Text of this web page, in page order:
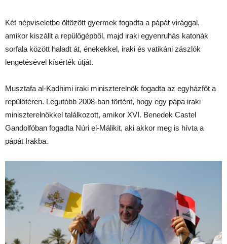
Két népviseletbe öltözött gyermek fogadta a pápát virággal,
amikor kiszállt a repülőgépből, majd iraki egyenruhás katonák
sorfala között haladt át, énekekkel, iraki és vatikáni zászlók
lengetésével kísérték útját.
Musztafa al-Kadhimi iraki miniszterelnök fogadta az egyházfőt a
repülőtéren. Legutóbb 2008-ban történt, hogy egy pápa iraki
miniszterelnökkel találkozott, amikor XVI. Benedek Castel
Gandolfóban fogadta Núri el-Málikit, aki akkor meg is hívta a
pápát Irakba.